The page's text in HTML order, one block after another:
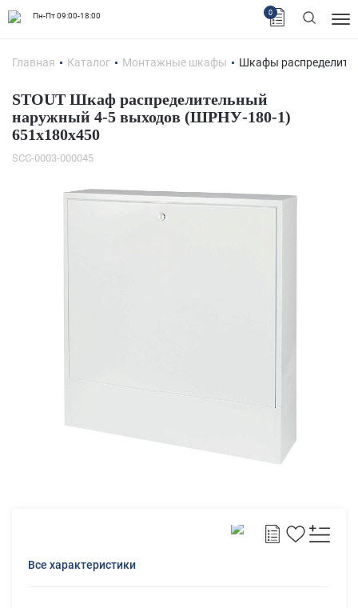
Пн-Пт 09:00-18:00 0
Главная Каталог Монтажные шкафы Шкафы
STOUT Шкаф распределительный
наружный 4-5 выходов (ШРНУ-180-1)
651х180х450
SCC-0003-000045
Все характеристики